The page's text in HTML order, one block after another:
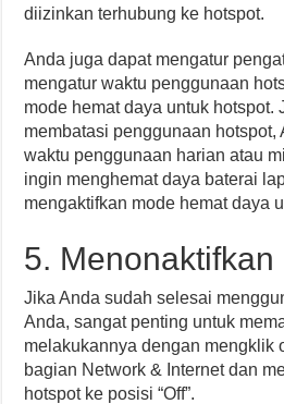
diizinkan terhubung ke hotspot.
Anda juga dapat mengatur
mengatur waktu penggunaan
mode hemat daya untuk hotspot.
membatasi penggunaan hotspot,
waktu penggunaan harian atau
ingin menghemat daya baterai
mengaktifkan mode hemat daya
5. Menonaktifkan
Jika Anda sudah selesai
Anda, sangat penting untuk
melakukannya dengan mengklik
bagian Network & Internet dan
hotspot ke posisi “Off”.